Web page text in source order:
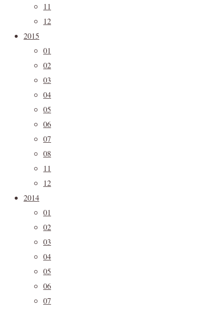
11
12
2015
01
02
03
04
05
06
07
08
11
12
2014
01
02
03
04
05
06
07